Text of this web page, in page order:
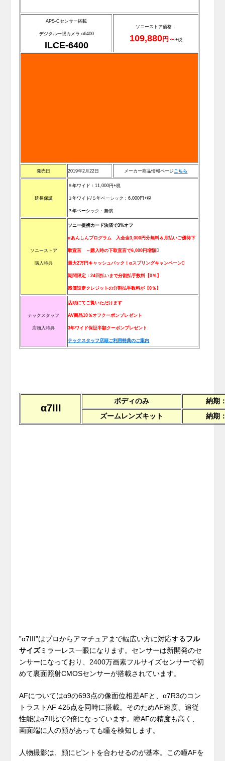
APS-Cセンサー搭載
デジタル一眼カメラ α6400
ILCE-6400
ソニーストア価格：
109,880円～ +税
発売日 2019年2月22日 メーカー商品情報ページこちら
延長保証
５年ワイド：11,000円+税
３年ワイド/ ５年ベーシック：6,000円+税
３年ベーシック：無償
ソニーストア
購入特典
ソニー提携カード決済で3%オフ
αあんしんプログラム 入会金3,000円分無料＆月払いご優待下
取宣言 ～購入時の下取宣言で6,000円増額
最大2万円キャッシュバック！αスプリングキャンペーン
期間限定：24回払いまで分割払手数料【0％】
残価設定クレジットの分割払手数料が【0％】
テックスタッフ
店頭入特典
店頭にてご覧いただけます
AV商品10％オフクーポンプレゼント
3年ワイド保証半額クーポンプレゼント
テックスタッフ店頭ご利用特典のご案内
α7III
ボディのみ
納期
ズームレンズキット
納期
”α7III”はプロからアマチュアまで幅広い方に対応するフル
サイズミラーレス一眼になります。センサーは新開発のセ
ンサーになっており、2400万画素フルサイズセンサーで初
めて裏面照射CMOSセンサーが搭載されています。
AFについてはα9の693点の像面位相差AFと、α7R3のコン
トラストAF 425点を同時に搭載。そのためAF速度、追従
性能はα7II比で2倍になっています。瞳AFの精度も高く、
画面端に人の顔があっても瞳を検知します。
人物撮影は、顔にピントを合わせるのが基本。この瞳AFを